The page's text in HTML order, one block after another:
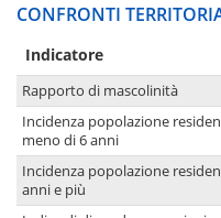
CONFRONTI
Indicatore
Rapporto di mascolinità
Incidenza popolazione
meno di 6 anni
Incidenza popolazione
anni e più